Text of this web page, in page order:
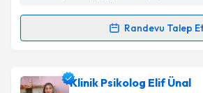
Kişisel verilerimin işlenmesine
'ni okudum ve kişisel
kapsamda işlenmesini kabul
Takvim Talebini
Randevu Talep Et
Randevu Takvimi Talebi
Uzm. Psk. Mehmet Aslaniçin
Klinik Psikolog Elif Ünal